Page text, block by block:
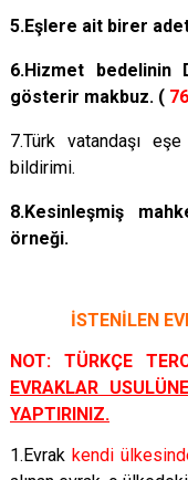
5.Eşlere ait birer
6.Hizmet bedelinin
gösterir makbuz. (
7.Türk vatandaşı
bildirimi.
8.Kesinleşmiş
örneği.
İSTENİLEN
NOT: TÜRKÇE
EVRAKLAR
YAPTIRINIZ.
1.Evrak kendi